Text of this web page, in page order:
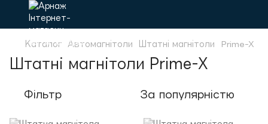
Каталог Автомагнітоли Штатні магнітоли Prime-X
Штатні магнітоли Prime-X
Фільтр За популярністю